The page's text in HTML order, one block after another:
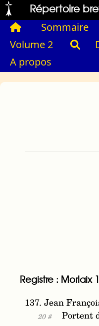
Répertoire
Sommaire
Volume 2
A propos
Registre : Morlaix 1
137. Jean
20 #
Portent